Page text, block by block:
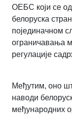
ОЕБС који се
белоруска
појединачном
ограничавања
регулације
Међутим, оно
наводи
међународних